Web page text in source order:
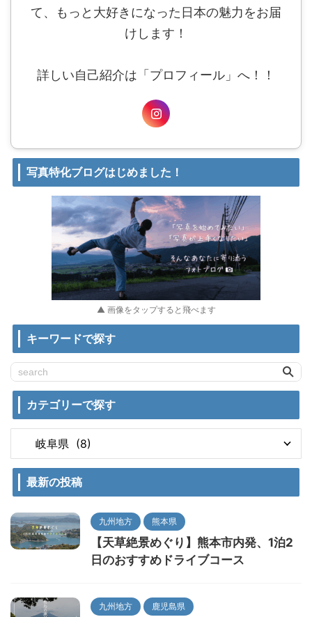
て、もっと大好きになった日本の魅力をお届
けします！
詳しい自己紹介は「プロフィール」へ！！
写真特化ブログはじめました！
▲ 画像をタップすると飛べます
キーワードで探す
カテゴリーで探す
最新の投稿
九州地方 熊本県
【天草絶景めぐり】熊本市内発、1泊2
日のおすすめドライブコース
九州地方 鹿児島県